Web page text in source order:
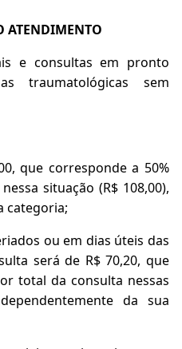
ATENDIMENTO
e consultas em pronto
traumatológicas sem
que corresponde a 50%
situação (R$ 108,00),
categoria;
ou em dias úteis das
será de R$ 70,20, que
total da consulta nessas
da sua